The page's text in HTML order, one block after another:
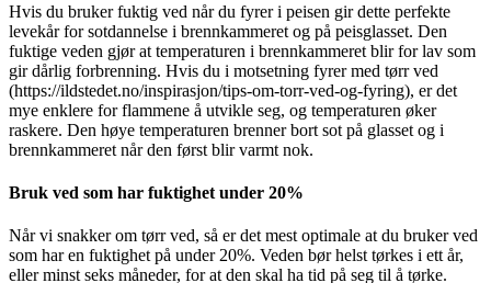
Hvis du bruker fuktig ved når du fyrer i peisen gir dette perfekte
levekår for sotdannelse i brennkammeret og på peisglasset. Den
fuktige veden gjør at temperaturen i brennkammeret blir for lav som
gir dårlig forbrenning. Hvis du i motsetning fyrer med tørr ved
(https://ildstedet.no/inspirasjon/tips-om-torr-ved-og-fyring), er det
mye enklere for flammene å utvikle seg, og temperaturen øker
raskere. Den høye temperaturen brenner bort sot på glasset og i
brennkammeret når den først blir varmt nok.
Bruk ved som har fuktighet under 20%
Når vi snakker om tørr ved, så er det mest optimale at du bruker ved
som har en fuktighet på under 20%. Veden bør helst tørkes i ett år,
eller minst seks måneder, for at den skal ha tid på seg til å tørke.